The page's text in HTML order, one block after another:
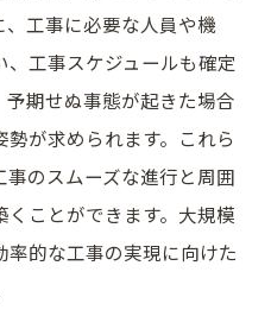
工事に必要な人員や機
工事スケジュールも確定
期せぬ事態が起きた場合
が求められます。これら
のスムーズな進行と周囲
ことができます。大規模
的な工事の実現に向けた